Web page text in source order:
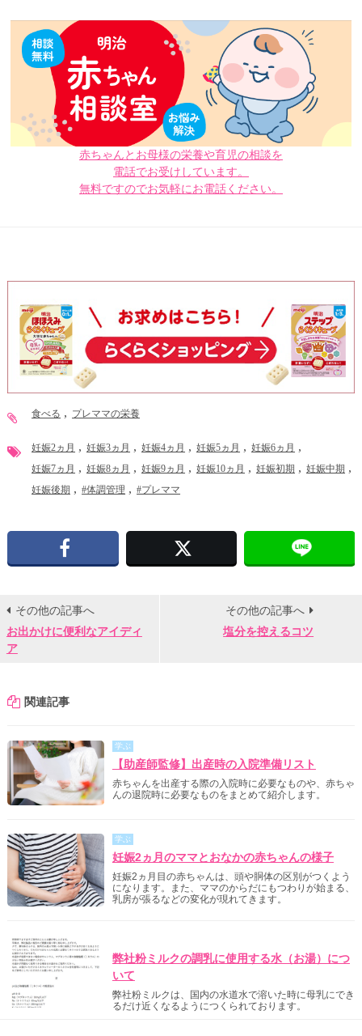
赤ちゃんとお母様の栄養や育児の相談を
電話でお受けしています。
無料ですのでお気軽にお電話ください。
食べる プレママの栄養
妊娠2ヵ月 妊娠3ヵ月 妊娠4ヵ月 妊娠5ヵ月 妊娠6ヵ月
妊娠7ヵ月 妊娠8ヵ月 妊娠9ヵ月 妊娠10ヵ月 妊娠初期 妊娠中期
妊娠後期 #体調管理 #プレママ
その他の記事へ
お出かけに便利なアイディ
ア
その他の記事へ
塩分を控えるコツ
関連記事
学ぶ
【助産師監修】出産時の入院準備リスト
赤ちゃんを出産する際の入院時に必要なものや、赤ちゃ
んの退院時に必要なものをまとめて紹介します。
学ぶ
妊娠2ヵ月のママとおなかの赤ちゃんの様子
妊娠2ヵ月目の赤ちゃんは、頭や胴体の区別がつくよう
になります。また、ママのからだにもつわりが始まる、
乳房が張るなどの変化が現れてきます。
弊社粉ミルクの調乳に使用する水（お湯）につ
いて
弊社粉ミルクは、国内の水道水で溶いた時に母乳にでき
るだけ近くなるようにつくられております。